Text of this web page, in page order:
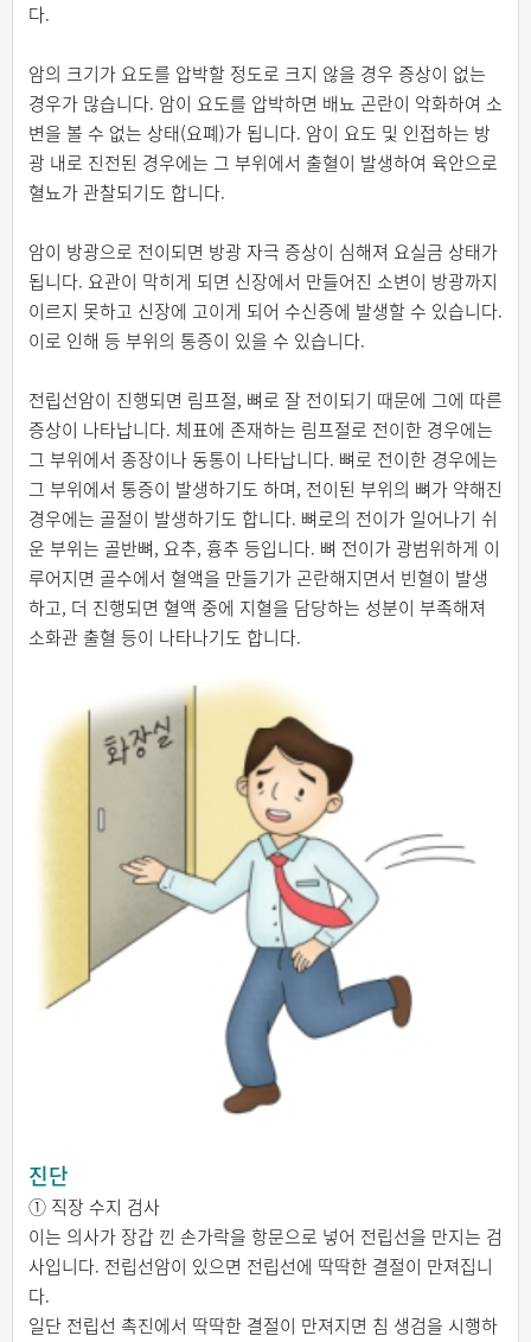
다.
암의 크기가 요도를 압박할 정도로 크지 않을 경우 증상이 없는
경우가 많습니다. 암이 요도를 압박하면 배뇨 곤란이 악화하여 소
변을 볼 수 없는 상태(요폐)가 됩니다. 암이 요도 및 인접하는 방
광 내로 진전된 경우에는 그 부위에서 출혈이 발생하여 육안으로
혈뇨가 관찰되기도 합니다.
암이 방광으로 전이되면 방광 자극 증상이 심해져 요실금 상태가
됩니다. 요관이 막히게 되면 신장에서 만들어진 소변이 방광까지
이르지 못하고 신장에 고이게 되어 수신증에 발생할 수 있습니다.
이로 인해 등 부위의 통증이 있을 수 있습니다.
전립선암이 진행되면 림프절, 뼈로 잘 전이되기 때문에 그에 따른
증상이 나타납니다. 체표에 존재하는 림프절로 전이한 경우에는
그 부위에서 종장이나 동통이 나타납니다. 뼈로 전이한 경우에는
그 부위에서 통증이 발생하기도 하며, 전이된 부위의 뼈가 약해진
경우에는 골절이 발생하기도 합니다. 뼈로의 전이가 일어나기 쉬
운 부위는 골반뼈, 요추, 흉추 등입니다. 뼈 전이가 광범위하게 이
루어지면 골수에서 혈액을 만들기가 곤란해지면서 빈혈이 발생
하고, 더 진행되면 혈액 중에 지혈을 담당하는 성분이 부족해져
소화관 출혈 등이 나타나기도 합니다.
진단
① 직장 수지 검사
이는 의사가 장갑 낀 손가락을 항문으로 넣어 전립선을 만지는 검
사입니다. 전립선암이 있으면 전립선에 딱딱한 결절이 만져집니
다.
일단 전립선 촉진에서 딱딱한 결절이 만져지면 침 생검을 시행하